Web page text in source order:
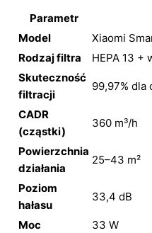
Parametr
Model
Xiaomi
Rodzaj filtra
HEPA 13 +
Skuteczność
filtracji
99,97% dla
CADR
(cząstki)
360 m³/h
Powierzchnia
działania
25–43 m²
Poziom
hałasu
33,4 dB
Moc
33 W